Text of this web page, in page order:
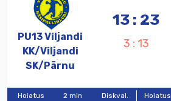
PU13Viljandi
KK/Viljandi
SK/Pärnu
13 : 23
3 : 13
Hoiatus
2 min
Diskval.
Hoiatus